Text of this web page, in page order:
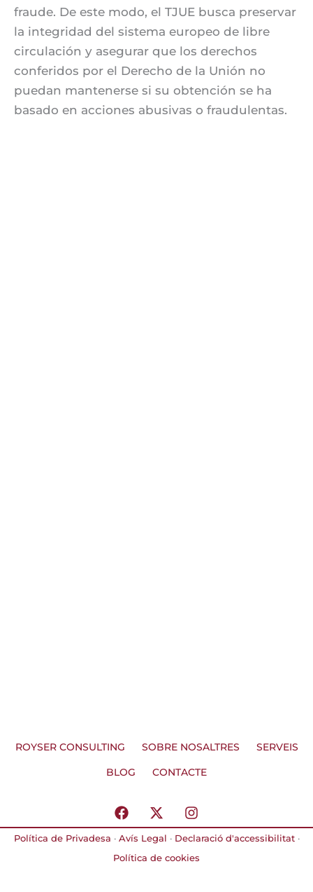
fraude. De este modo, el TJUE busca preservar
la integridad del sistema europeo de libre
circulación y asegurar que los derechos
conferidos por el Derecho de la Unión no
puedan mantenerse si su obtención se ha
basado en acciones abusivas o fraudulentas.
ROYSER CONSULTING SOBRE NOSALTRES
SERVEIS
BLOG
CONTACTE
F
a
c
e
b
X
-
t
w
i
I
n
s
t
a
Política de Privadesa · Avís Legal · Declaració d'accessibilitat·
Política de cookies